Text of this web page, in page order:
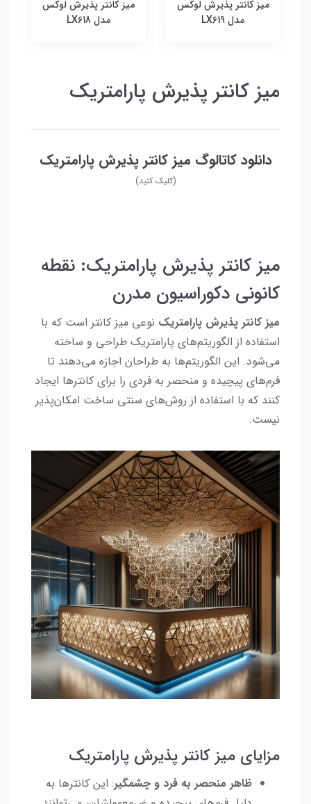
میز کانتر پذیرش لوکس
مدل LX619
میز کانتر پذیرش لوکس
مدل LX618
میز کانتر پذیرش پارامتریک
دانلود کاتالوگ میز کانتر پذیرش پارامتریک
(کلیک کنید)
میز کانتر پذیرش پارامتریک: نقطه
کانونی دکوراسیون مدرن
میز کانتر پذیرش پارامتریک نوعی میز کانتر است که با
استفاده از الگوریتم‌های پارامتریک طراحی و ساخته
می‌شود. این الگوریتم‌ها به طراحان اجازه می‌دهند تا
فرم‌های پیچیده و منحصر به فردی را برای کانترها ایجاد
کنند که با استفاده از روش‌های سنتی ساخت امکان‌پذیر
نیست.
مزایای میز کانتر پذیرش پارامتریک
ظاهر منحصر به فرد و چشمگیر: این کانترها به